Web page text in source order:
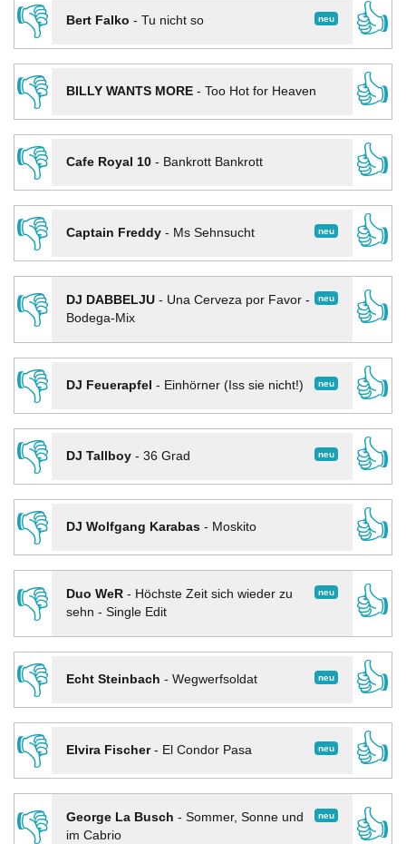
👎
neu
Bert Falko - Tu nicht so
👍
👎
BILLY WANTS MORE- Too Hot for Heaven
👍
👎
Cafe Royal 10- Bankrott Bankrott
👍
👎
neu
Captain Freddy- Ms Sehnsucht
👍
👎
neu
DJ DABBELJU- Una Cerveza por Favor -
Bodega-Mix
👍
👎
neu
DJ Feuerapfel - Einhörner (Iss sie nicht!)
👍
👎
neu
DJ Tallboy- 36 Grad
👍
👎
DJ Wolfgang Karabas- Moskito
👍
👎
neu
Duo WeR- Höchste Zeit sich wieder zu
sehn - Single Edit
👍
👎
neu
Echt Steinbach - Wegwerfsoldat
👍
👎
neu
Elvira Fischer- El Condor Pasa
👍
👎
neu
George La Busch - Sommer, Sonne und
im Cabrio
👍